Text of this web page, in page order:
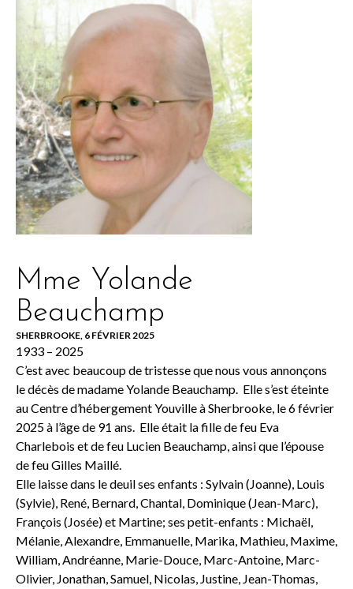
Mme Yolande
Beauchamp
SHERBROOKE, 6 FÉVRIER 2025
1933 – 2025
C’est avec beaucoup de tristesse que nous vous annonçons
le décès de madame Yolande Beauchamp. Elle s’est éteinte
au Centre d’hébergement Youville à Sherbrooke, le 6 février
2025 à l’âge de 91 ans. Elle était la fille de feu Eva
Charlebois et de feu Lucien Beauchamp, ainsi que l’épouse
de feu Gilles Maillé.
Elle laisse dans le deuil ses enfants : Sylvain (Joanne), Louis
(Sylvie), René, Bernard, Chantal, Dominique (Jean-Marc),
François (Josée) et Martine; ses petit-enfants : Michaël,
Mélanie, Alexandre, Emmanuelle, Marika, Mathieu, Maxime,
William, Andréanne, Marie-Douce, Marc-Antoine, Marc-
Olivier, Jonathan, Samuel, Nicolas, Justine, Jean-Thomas,